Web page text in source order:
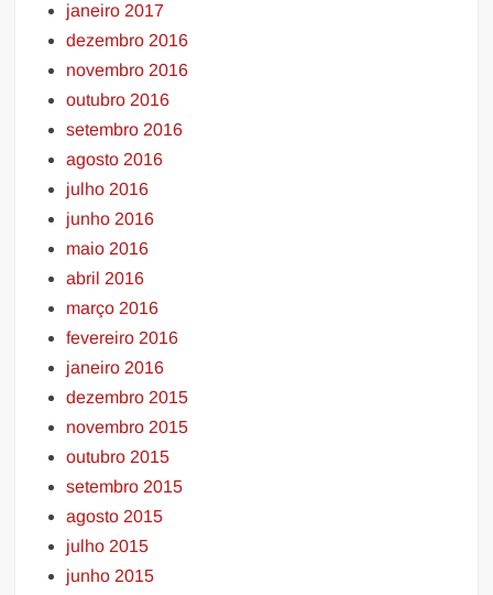
janeiro 2017
dezembro 2016
novembro 2016
outubro 2016
setembro 2016
agosto 2016
julho 2016
junho 2016
maio 2016
abril 2016
março 2016
fevereiro 2016
janeiro 2016
dezembro 2015
novembro 2015
outubro 2015
setembro 2015
agosto 2015
julho 2015
junho 2015